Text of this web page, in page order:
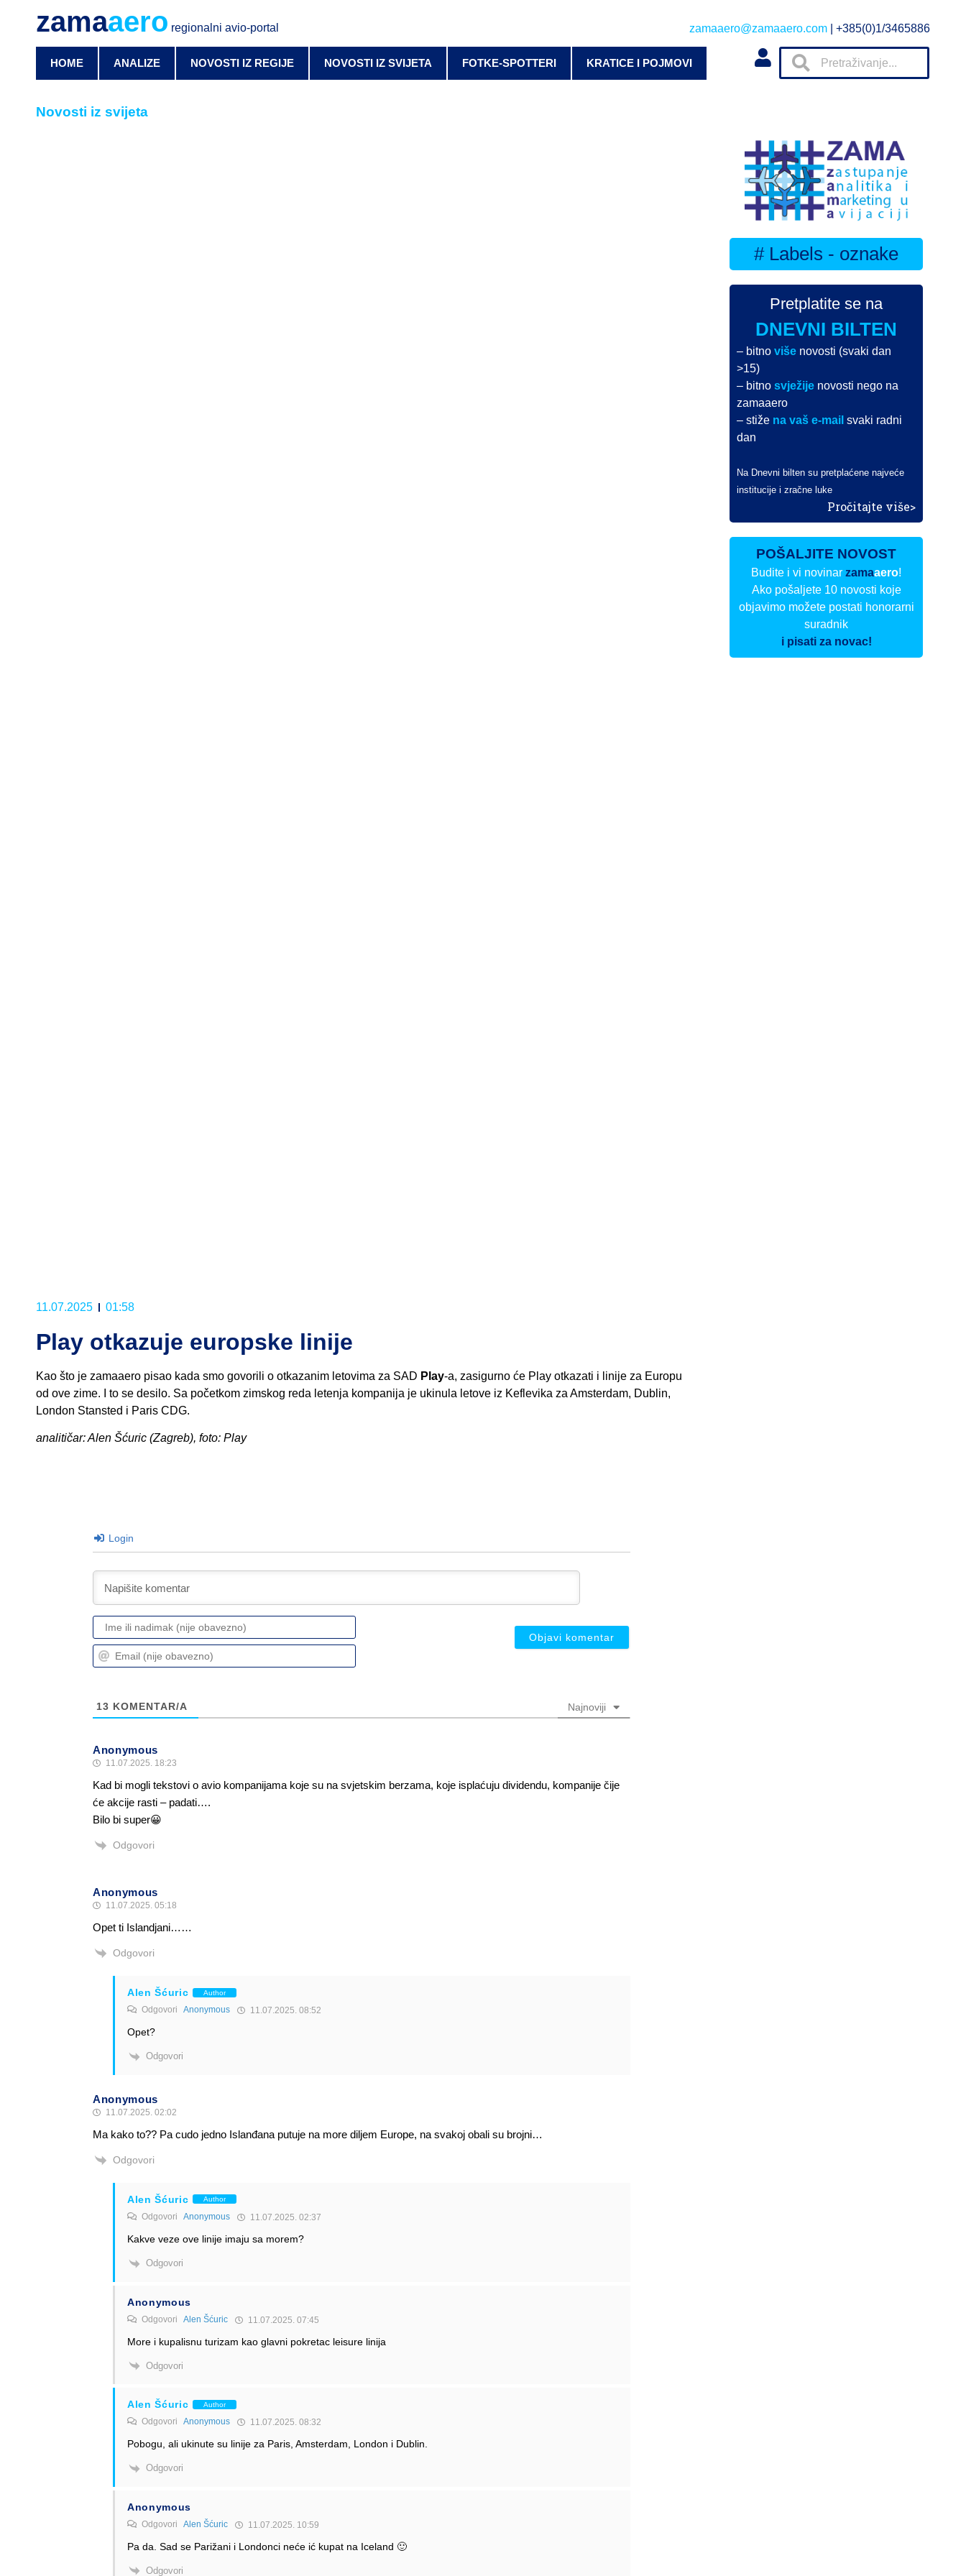
zamaaero regionalni avio-portal zamaaero@zamaaero.com | +385(0)1/3465886
HOME ANALIZE NOVOSTI IZ REGIJE NOVOSTI IZ SVIJETA FOTKE-SPOTTERI KRATICE I POJMOVI
Novosti iz svijeta
11.07.2025 01:58
Play otkazuje europske linije
Kao što je zamaaero pisao kada smo govorili o otkazanim letovima za SAD Play-a, zasigurno će Play otkazati i linije za Europu
od ove zime. I to se desilo. Sa početkom zimskog reda letenja kompanija je ukinula letove iz Keflevika za Amsterdam, Dublin,
London Stansted i Paris CDG.
analitičar: Alen Šćuric (Zagreb), foto: Play
Login
Ime
ili
nadimak
Email
(nije
13 KOMENTAR/A Najnoviji
Anonymous
11.07.2025. 18:23
Kad bi mogli tekstovi o avio kompanijama koje su na svjetskim berzama, koje isplaćuju dividendu, kompanije čije
će akcije rasti – padati….
Bilo bi super😀
Odgovori
Anonymous
11.07.2025. 05:18
Opet ti Islandjani……
Odgovori
Alen Šćuric Author
Odgovori Anonymous 11.07.2025. 08:52
Opet?
Odgovori
Anonymous
11.07.2025. 02:02
Ma kako to?? Pa cudo jedno Islanđana putuje na more diljem Europe, na svakoj obali su brojni…
Odgovori
Alen Šćuric Author
Odgovori Anonymous 11.07.2025. 02:37
Kakve veze ove linije imaju sa morem?
Odgovori
Anonymous
Odgovori Alen Šćuric 11.07.2025. 07:45
More i kupalisnu turizam kao glavni pokretac leisure linija
Odgovori
Alen Šćuric Author
Odgovori Anonymous 11.07.2025. 08:32
Pobogu, ali ukinute su linije za Paris, Amsterdam, London i Dublin.
Odgovori
Anonymous
Odgovori Alen Šćuric 11.07.2025. 10:59
Pa da. Sad se Parižani i Londonci neće ić kupat na Iceland 🙂
Odgovori
# Labels - oznake
Pretplatite se na
DNEVNI BILTEN
– bitnoviše novosti (svaki dan
>15)
– bitnosvježije novosti nego na
zamaaero
– stiže na vaš e-mail svaki radni
dan
Na Dnevni bilten su pretplaćene najveće
institucije i zračne luke
Pročitajte više>
POŠALJITE NOVOST
Budite i vi novinarzamaaero!
Ako pošaljete 10 novosti koje
objavimo možete postati honorarni
suradnik
i pisati za novac!